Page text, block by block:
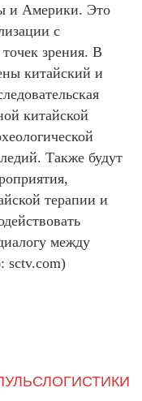
и Америки. Это
с
зрения. В
китайский и
китайской
Также будут
терапии и
между
sctv.com)